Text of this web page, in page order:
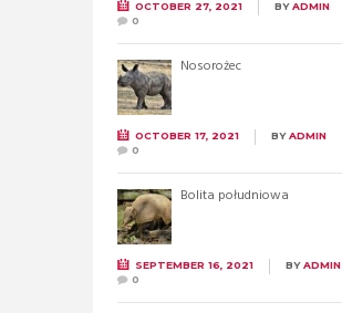
OCTOBER 27, 2021 BYADMIN
0
Nosorożec
OCTOBER 17, 2021 BYADMIN
0
Bolita południowa
SEPTEMBER 16, 2021 BYADMIN
0